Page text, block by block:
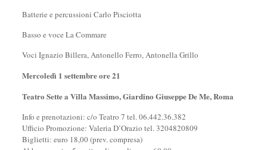
Batterie e percussioni Carlo Pisciotta
Basso e voce La Commare
Voci Ignazio Billera, Antonello Ferro, Antonella Grillo
Mercoledì 1 settembre ore 21
Teatro Sette a Villa Massimo, Giardino Giuseppe De Me, Roma
Info e prenotazioni: c/o Teatro 7 tel. 06.442.36.382
Ufficio Promozione: Valeria D’Orazio tel. 3204820809
Biglietti: euro 18,00 (prev. compresa)